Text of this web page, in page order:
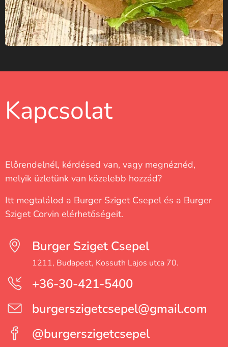
Kapcsolat
Előrendelnél, kérdésed van, vagy megnéznéd,
melyik üzletünk van közelebb hozzád?
Itt megtalálod a Burger Sziget Csepel és a Burger
Sziget Corvin elérhetőségeit.
Burger Sziget Csepel
1211, Budapest, Kossuth Lajos utca 70.
+36-30-421-5400
burgerszigetcsepel@gmail.com
@burgerszigetcsepel